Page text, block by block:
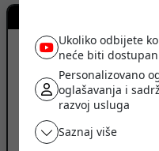
Ukoliko odbijete
neće biti
Personalizovano
oglašavanja i
razvoj usluga
Saznaj više
Ruma, Srbija